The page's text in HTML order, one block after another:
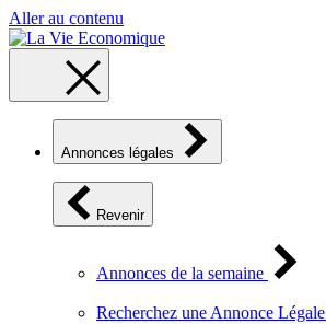
Aller au contenu
Annonces légales
Revenir
Annonces de la semaine
Recherchez une Annonce Légale